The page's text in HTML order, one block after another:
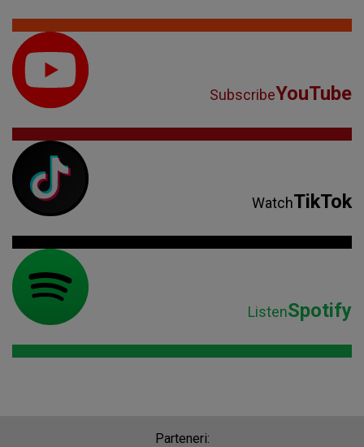
SubscribeYouTube
WatchTikTok
ListenSpotify
Parteneri: